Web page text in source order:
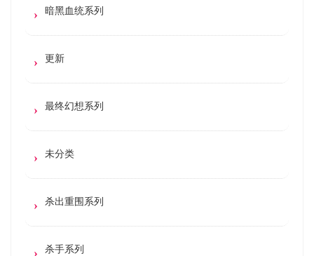
暗黑血统系列
更新
最终幻想系列
未分类
杀出重围系列
杀手系列